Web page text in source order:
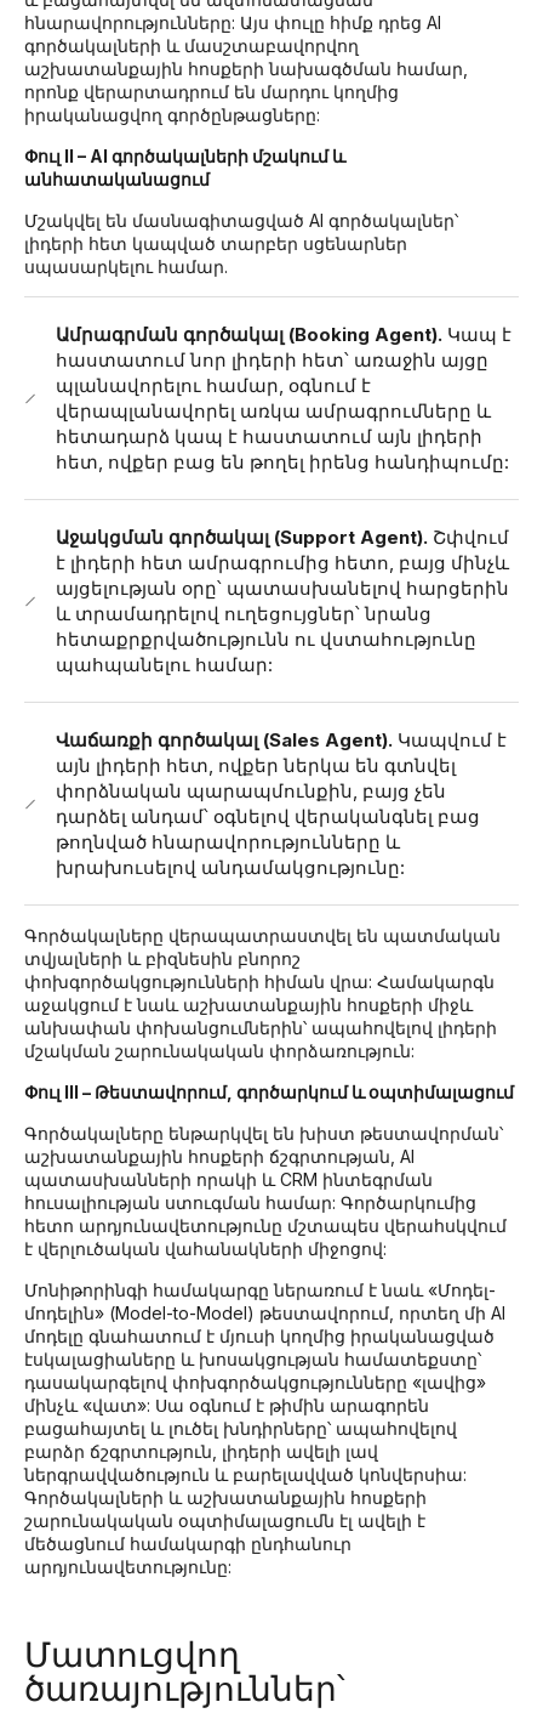
հնարավորությունները: Այս փուլը հիմք դրեց AI
գործակալների և մասշտաբավորվող
աշխատանքային հոսքերի նախագծման համար,
որոնք վերարտադրում են մարդու կողմից
իրականացվող գործընթացները:
Փուլ II – AI գործակալների մշակում և
անհատականացում
Մշակվել են մասնագիտացված AI գործակալներ՝
լիդերի հետ կապված տարբեր սցենարներ
սպասարկելու համար.
Ամրագրման գործակալ (Booking Agent). Կապ է
հաստատում նոր լիդերի հետ՝ առաջին այցը
պլանավորելու համար, օգնում է
վերապլանավորել առկա ամրագրումները և
հետադարձ կապ է հաստատում այն լիդերի
հետ, ովքեր բաց են թողել իրենց հանդիպումը:
Աջակցման գործակալ (Support Agent). Շփվում
է լիդերի հետ ամրագրումից հետո, բայց մինչև
այցելության օրը՝ պատասխանելով հարցերին
և տրամադրելով ուղեցույցներ՝ նրանց
հետաքրքրվածությունն ու վստահությունը
պահպանելու համար:
Վաճառքի գործակալ (Sales Agent). Կապվում է
այն լիդերի հետ, ովքեր ներկա են գտնվել
փորձնական պարապմունքին, բայց չեն
դարձել անդամ՝ օգնելով վերականգնել բաց
թողնված հնարավորությունները և
խրախուսելով անդամակցությունը:
Գործակալները վերապատրաստվել են պատմական
տվյալների և բիզնեսին բնորոշ
փոխգործակցությունների հիման վրա: Համակարգն
աջակցում է նաև աշխատանքային հոսքերի միջև
անխափան փոխանցումներին՝ ապահովելով լիդերի
մշակման շարունակական փորձառություն:
Փուլ III – Թեստավորում, գործարկում և օպտիմալացում
Գործակալները ենթարկվել են խիստ թեստավորման՝
աշխատանքային հոսքերի ճշգրտության, AI
պատասխանների որակի և CRM ինտեգրման
հուսալիության ստուգման համար: Գործարկումից
հետո արդյունավետությունը մշտապես վերահսկվում
է վերլուծական վահանակների միջոցով:
Մոնիթորինգի համակարգը ներառում է նաև «Մոդել-
մոդելին» (Model-to-Model) թեստավորում, որտեղ մի AI
մոդելը գնահատում է մյուսի կողմից իրականացված
էսկալացիաները և խոսակցության համատեքստը՝
դասակարգելով փոխգործակցությունները «լավից»
մինչև «վատ»: Սա օգնում է թիմին արագորեն
բացահայտել և լուծել խնդիրները՝ ապահովելով
բարձր ճշգրտություն, լիդերի ավելի լավ
ներգրավվածություն և բարելավված կոնվերսիա:
Գործակալների և աշխատանքային հոսքերի
շարունակական օպտիմալացումն էլ ավելի է
մեծացնում համակարգի ընդհանուր
արդյունավետությունը:
Մատուցվող
ծառայություններ՝